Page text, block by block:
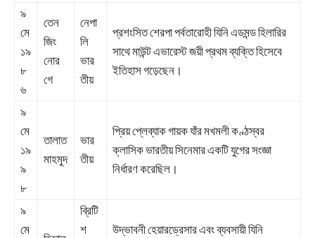
৯
মে
১৯
৮
৬
তেন
জিং
নোর
গে
নেপা
লি
ভার
তীয়
প্রশংসিত শেরপা পর্বতারোহী যিনি এডমন্ড হিলারির
সাথে মাউন্ট এভারেস্ট জয়ী প্রথম ব্যক্তি হিসেবে
ইতিহাস গড়েছেন।
৯
মে
১৯
৯
৮
তালাত
মাহমুদ
ভার
তীয়
প্রিয় প্লেব্যাক গায়ক যাঁর মখমলী কণ্ঠস্বর
ক্লাসিক ভারতীয় সিনেমার একটি যুগের সংজ্ঞা
নির্ধারণ করেছিল।
৯
মে
ব্রিটি
শ
উদ্ভাবনী হেয়ারড্রেসার এবং ব্যবসায়ী যিনি